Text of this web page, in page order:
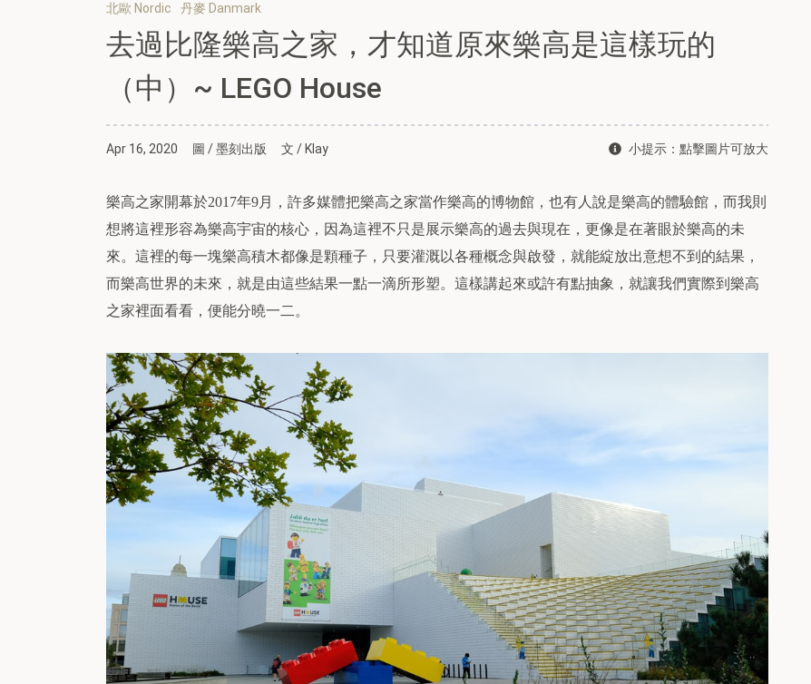
北歐 Nordic 丹麥 Danmark
去過比隆樂高之家，才知道原來樂高是這樣玩的
（中）~ LEGO House
Apr 16, 2020 圖 / 墨刻出版 文 / Klay 小提示：點擊圖片可放大
樂高之家開幕於2017年9月，許多媒體把樂高之家當作樂高的博物館，也有人說是樂高的體驗館，而我則
想將這裡形容為樂高宇宙的核心，因為這裡不只是展示樂高的過去與現在，更像是在著眼於樂高的未
來。這裡的每一塊樂高積木都像是顆種子，只要灌溉以各種概念與啟發，就能綻放出意想不到的結果，
而樂高世界的未來，就是由這些結果一點一滴所形塑。這樣講起來或許有點抽象，就讓我們實際到樂高
之家裡面看看，便能分曉一二。